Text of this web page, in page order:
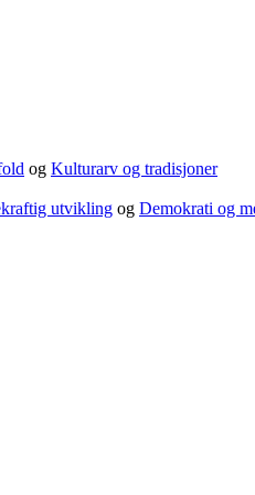
og Kulturarv og tradisjoner
utvikling og Demokrati og